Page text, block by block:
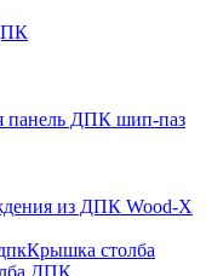
панель ДПК шип-паз
из ДПК Wood-X
Крышка столба
ДПК